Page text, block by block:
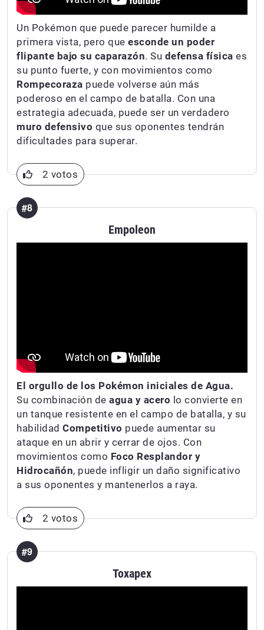
Un Pokémon que puede parecer humilde a
primera vista, pero que esconde un poder
flipante bajo su caparazón. Su defensa física es
su punto fuerte, y con movimientos como
Rompecoraza puede volverse aún más
poderoso en el campo de batalla. Con una
estrategia adecuada, puede ser un verdadero
muro defensivo que sus oponentes tendrán
dificultades para superar.
2 votos
#8
Empoleon
El orgullo de los Pokémon iniciales de Agua.
Su combinación de agua y acero lo convierte en
un tanque resistente en el campo de batalla, y su
habilidad Competitivo puede aumentar su
ataque en un abrir y cerrar de ojos. Con
movimientos como Foco Resplandor y
Hidrocañón, puede infligir un daño significativo
a sus oponentes y mantenerlos a raya.
2 votos
#9
Toxapex